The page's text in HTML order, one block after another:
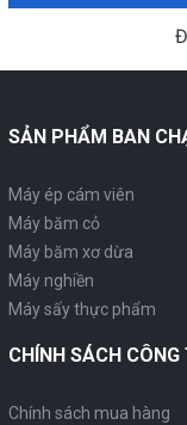
SẢN PHẨM BAN
Máy ép cám viên
Máy băm cỏ
Máy băm xơ dừa
Máy nghiền
Máy sấy thực phẩm
CHÍNH SÁCH CÔNG
Chính sách mua hàng